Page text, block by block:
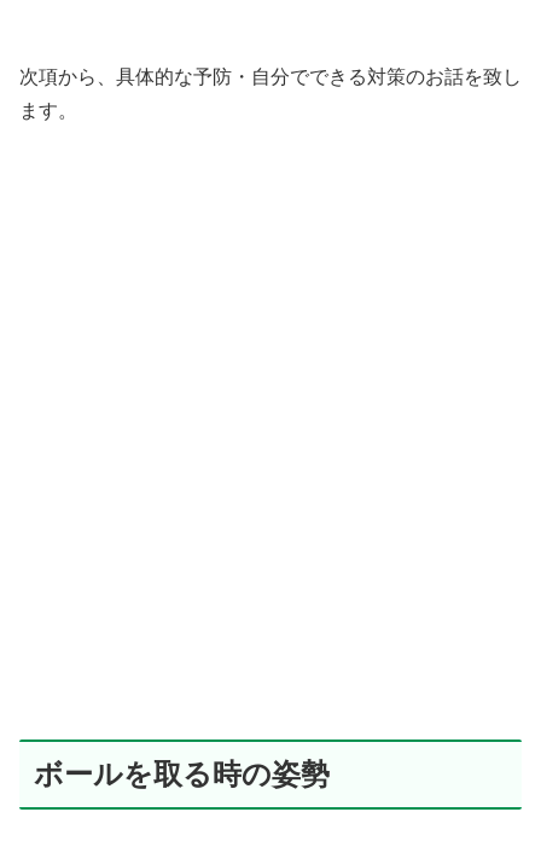
次項から、具体的な予防・自分でできる対策のお話を致し
ます。
ボールを取る時の姿勢